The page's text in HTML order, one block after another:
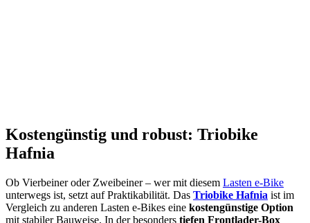
Kostengünstig und robust: Triobike
Hafnia
Ob Vierbeiner oder Zweibeiner – wer mit diesem Lasten e-Bike
unterwegs ist, setzt auf Praktikabilität. Das Triobike Hafnia ist im
Vergleich zu anderen Lasten e-Bikes eine kostengünstige Option
mit stabiler Bauweise. In der besonders tiefen Frontlader-Box